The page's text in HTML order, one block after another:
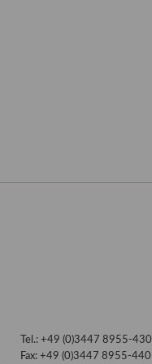
Tel.: +49 (0)3447 8955-430
Fax: +49 (0)3447 8955-440